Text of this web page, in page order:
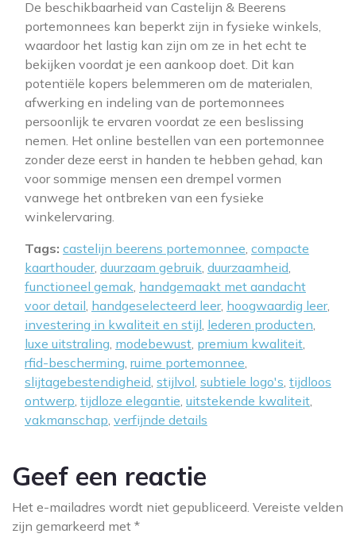
De beschikbaarheid van Castelijn & Beerens
portemonnees kan beperkt zijn in fysieke winkels,
waardoor het lastig kan zijn om ze in het echt te
bekijken voordat je een aankoop doet. Dit kan
potentiële kopers belemmeren om de materialen,
afwerking en indeling van de portemonnees
persoonlijk te ervaren voordat ze een beslissing
nemen. Het online bestellen van een portemonnee
zonder deze eerst in handen te hebben gehad, kan
voor sommige mensen een drempel vormen
vanwege het ontbreken van een fysieke
winkelervaring.
Tags: castelijn beerens portemonnee, compacte
kaarthouder, duurzaam gebruik, duurzaamheid,
functioneel gemak, handgemaakt met aandacht
voor detail, handgeselecteerd leer, hoogwaardig leer,
investering in kwaliteit en stijl, lederen producten,
luxe uitstraling, modebewust, premium kwaliteit,
rfid-bescherming, ruime portemonnee,
slijtagebestendigheid, stijlvol, subtiele logo's, tijdloos
ontwerp, tijdloze elegantie, uitstekende kwaliteit,
vakmanschap, verfijnde details
Geef een reactie
Het e-mailadres wordt niet gepubliceerd. Vereiste velden
zijn gemarkeerd met *